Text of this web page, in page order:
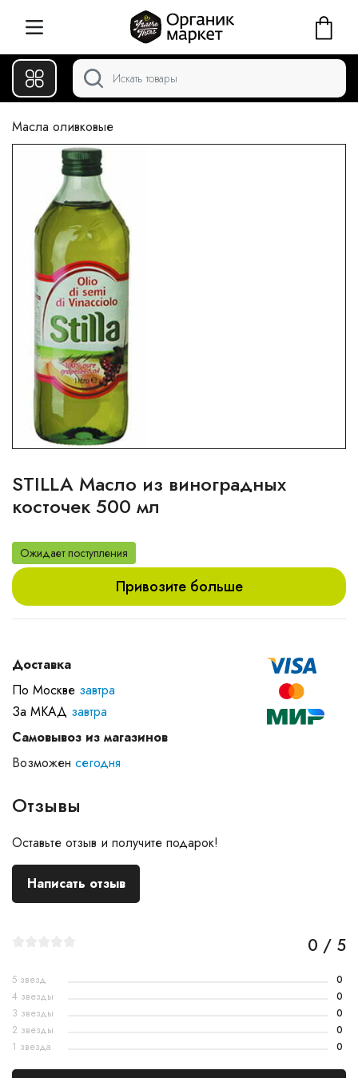
Масла оливковые
STILLA Масло из виноградных
косточек 500 мл
Ожидает поступления
Привозите больше
Доставка
По Москве завтра
За МКАД завтра
Самовывоз из магазинов
Возможен сегодня
Отзывы
Оставьте отзыв и получите подарок!
Написать отзыв
0 / 5
5 звезд
0
4 звезды
0
3 звезды
0
2 звезды
0
1 звезда
0